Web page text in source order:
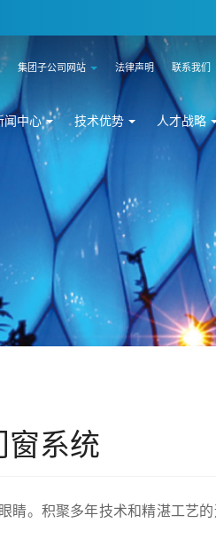
联系我们
法律声明
集团子公司网站
闻中心 技术优势 人才战略
系统
。积聚多年技术和精湛工艺的